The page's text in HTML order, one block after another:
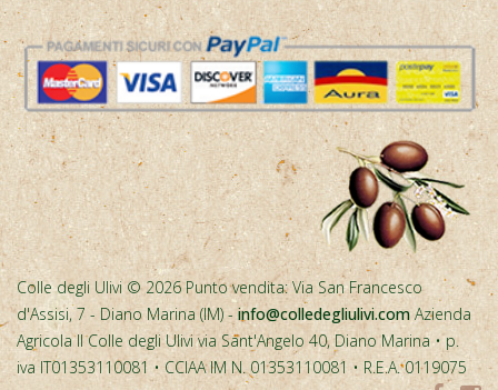
Colle degli Ulivi © 2026 Punto vendita: Via San Francesco
d'Assisi, 7 - Diano Marina (IM) - info@colledegliulivi.com Azienda
Agricola Il Colle degli Ulivi via Sant'Angelo 40, Diano Marina • p.
iva IT01353110081 • CCIAA IM N. 01353110081 • R.E.A. 0119075